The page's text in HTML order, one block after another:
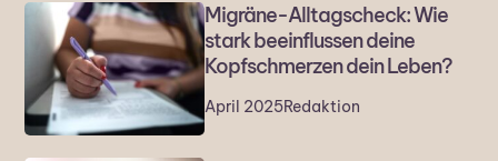
Migräne-Alltagscheck: Wie
stark beeinflussen deine
Kopfschmerzen dein Leben?
April 2025Redaktion